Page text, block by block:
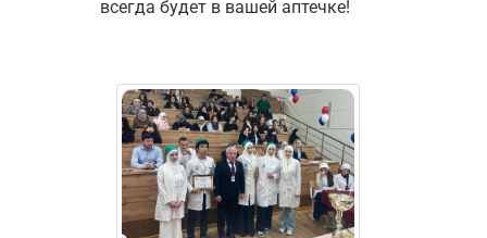
всегда будет в вашей аптечке!